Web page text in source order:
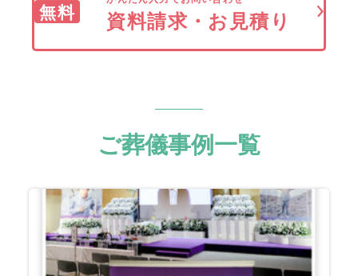
無料 資料請求・お見積り
ご葬儀事例一覧